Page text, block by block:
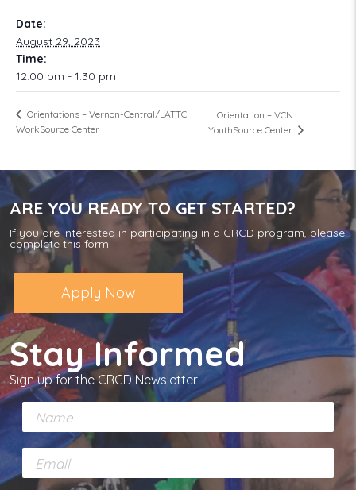
Date:
August 29, 2023
Time:
12:00 pm - 1:30 pm
Orientations – Vernon-Central/LATTC
WorkSource Center
Orientation – VCN
YouthSource Center
ARE YOU READY TO GET STARTED?
If you are interested in participating in a CRCD program, please
complete this form.
Apply Now
Stay Informed
Sign up for the CRCD Newsletter
N
e
*
E
m